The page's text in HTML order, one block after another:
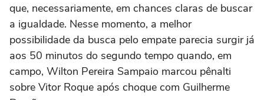
que, necessariamente, em chances claras de buscar
a igualdade. Nesse momento, a melhor
possibilidade da busca pelo empate parecia surgir já
aos 50 minutos do segundo tempo quando, em
campo, Wilton Pereira Sampaio marcou pênalti
sobre Vitor Roque após choque com Guilherme